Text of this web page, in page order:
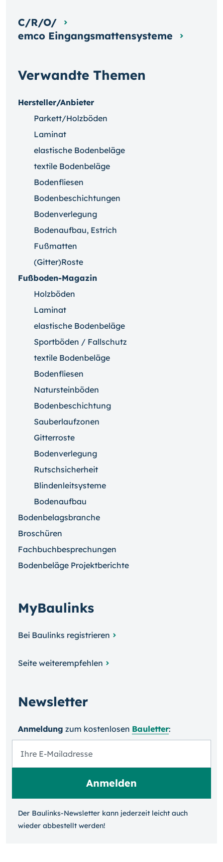
Verwandte Themen
Hersteller/Anbieter
Parkett/Holzböden
Laminat
elastische Bodenbeläge
textile Bodenbeläge
Bodenfliesen
Bodenbeschichtungen
Bodenverlegung
Bodenaufbau, Estrich
Fußmatten
(Gitter)Roste
Fußboden-Magazin
Holzböden
Laminat
elastische Bodenbeläge
Sportböden / Fallschutz
textile Bodenbeläge
Bodenfliesen
Natursteinböden
Bodenbeschichtung
Sauberlaufzonen
Gitterroste
Bodenverlegung
Rutschsicherheit
Blindenleitsysteme
Bodenaufbau
Bodenbelagsbranche
Broschüren
Fachbuchbesprechungen
Bodenbeläge Projektberichte
MyBaulinks
Bei Baulinks registrieren
Seite weiterempfehlen
Newsletter
Anmeldung zum kosten­losen Bauletter:
Der Baulinks-Newsletter kann jeder­zeit leicht auch
wieder ab­bestellt werden!
C/R/O/
emco Eingangsmattensysteme